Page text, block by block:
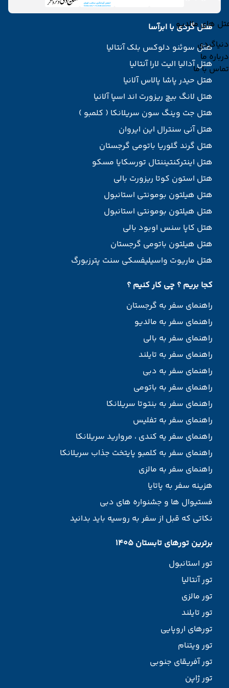
های مالدیو
دنیاگردی
درباره ما
تماس با ما
هتل گردی با ابرآسا
هتل سوئنو دلوکس بلک آنتالیا
هتل آدالیا الیت لارا آنتالیا
هتل حیدر پاشا پالاس آلانیا
هتل لانگ بیچ ریزورت اند اسپا آلانیا
هتل جت وینگ سون سریلانکا ( کلمبو )
هتل آنی سنترال این ایروان
هتل گرند گلوریا باتومی گرجستان
هتل اینترکنتیننتال تورسکایا مسکو
هتل استون کوتا ریزورت بالی
هتل هیلتون بومونتی استانبول
هتل هیلتون بومونتی استانبول
هتل کاپا سنس اوبود بالی
هتل هیلتون باتومی گرجستان
هتل ماریوت واسیلیفسکی سنت پترزبورگ
کجا بریم ؟ چی کار کنیم ؟
راهنمای سفر به گرجستان
راهنمای سفر به مالدیو
راهنمای سفر به بالی
راهنمای سفر به تایلند
راهنمای سفر به دبی
راهنمای سفر به باتومی
راهنمای سفر به بنتوتا سریلانکا
راهنمای سفر به تفلیس
راهنمای سفر یه کندی ، مروارید سریلانکا
راهنمای سفر به کلمبو پایتخت جذاب سریلانکا
راهنمای سفر به مالزی
هزینه سفر به پاتایا
فستیوال ها و جشنواره های دبی
نکاتی که قبل از سفر به روسیه باید بدانید
برترین تورهای تابستان 1405
تور استانبول
تور آنتالیا
تور مالزی
تور تایلند
تورهای اروپایی
تور ویتنام
تور آفریقای جنوبی
تور ژاپن